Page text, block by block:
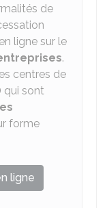
de
ligne sur le
.
centres de
qui sont
forme
ligne